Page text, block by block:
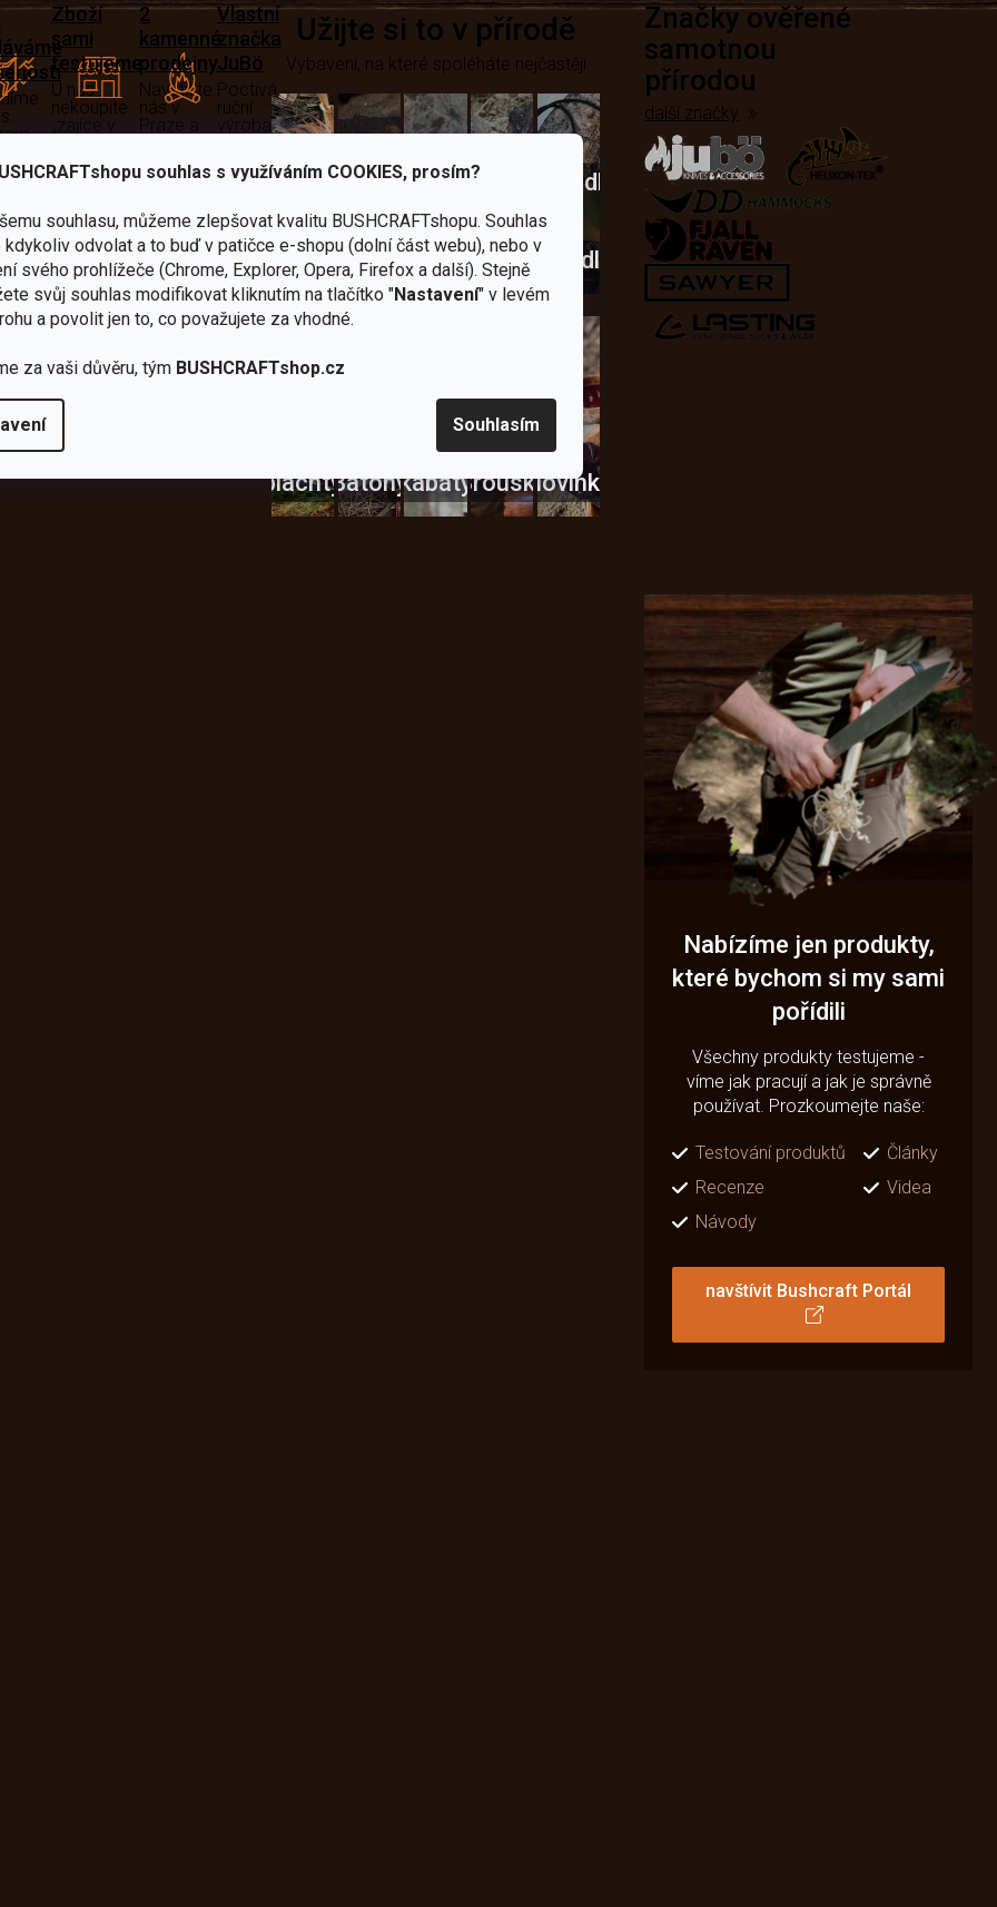
souhlas s využíváním COOKIES, prosím?
souhlasu, můžeme zlepšovat kvalitu BUSHCRAFTshopu. Souhlas
kdykoliv odvolat a to buď v patičce e-shopu (dolní část webu), nebo v
svého prohlížeče (Chrome, Explorer, Opera, Firefox a další). Stejně
svůj souhlas modifikovat kliknutím na tlačítko "Nastavení" v levém
a povolit jen to, co považujete za vhodné.
za vaši důvěru, tým BUSHCRAFTshop.cz
Souhlasím
Zboží
sami
testujeme
U nás
nekoupíte
„zajíce v
2
kamenné
prodejny
Navštivte
nás v
Praze a
Vlastní
značka
JuBö
Poctivá
ruční
výroba
Užijte si to v přírodě
Vybavení, na které spoléháte nejčastěji
NožeSekery
Vařiče
a
kartušeNádobí
Křesadla
škrtadla
plachtyBatohy
Bundy
a
kabátyBrouskyNovinky
Značky ověřené
samotnou
přírodou
další značky
Nabízíme jen produkty,
které bychom si my sami
pořídili
Všechny produkty testujeme -
víme jak pracují a jak je správně
používat. Prozkoumejte naše:
Testování produktů
Články
Recenze
Videa
Návody
navštívit Bushcraft Portál